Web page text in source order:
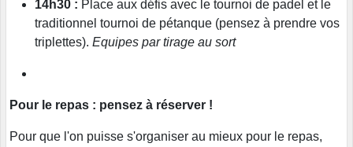
14h30 : Place aux défis avec le tournoi de padel et le
traditionnel tournoi de pétanque (pensez à prendre vos
triplettes). Equipes par tirage au sort
Pour le repas : pensez à réserver !
Pour que l'on puisse s'organiser au mieux pour le repas,